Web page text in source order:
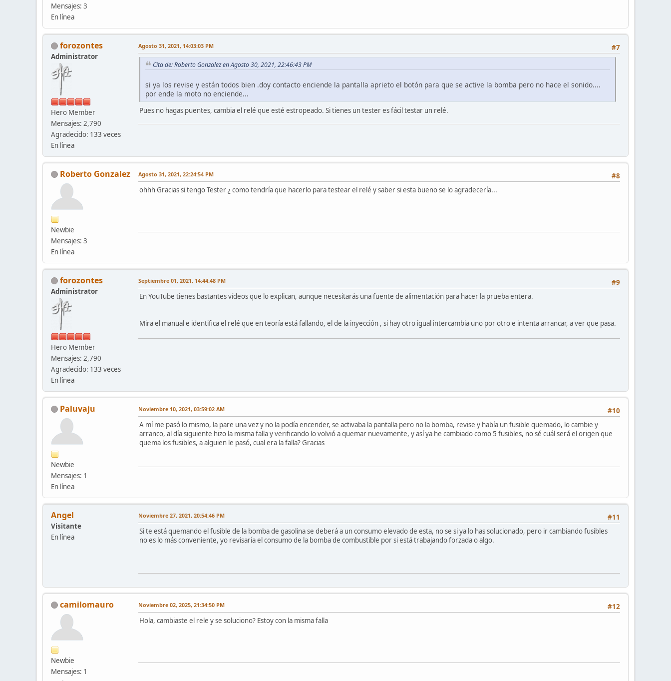
Mensajes: 3
En línea
forozontes
Administrator
Hero Member
Mensajes: 2,790
Agradecido: 133 veces
En línea
#7
Agosto 31, 2021, 14:03:03 PM
Cita de: Roberto Gonzalez en Agosto 30, 2021, 22:46:43 PM
si ya los revise y están todos bien .doy contacto enciende la pantalla aprieto el botón para que se active la bomba pero no hace el sonido....
por ende la moto no enciende...
Pues no hagas puentes, cambia el relé que esté estropeado. Si tienes un tester es fácil testar un relé.
Roberto Gonzalez
Newbie
Mensajes: 3
En línea
#8
Agosto 31, 2021, 22:24:54 PM
ohhh Gracias si tengo Tester ¿ como tendría que hacerlo para testear el relé y saber si esta bueno se lo agradecería...
forozontes
Administrator
Hero Member
Mensajes: 2,790
Agradecido: 133 veces
En línea
#9
Septiembre 01, 2021, 14:44:48 PM
En YouTube tienes bastantes vídeos que lo explican, aunque necesitarás una fuente de alimentación para hacer la prueba entera.
Mira el manual e identifica el relé que en teoría está fallando, el de la inyección , si hay otro igual intercambia uno por otro e intenta arrancar, a ver que pasa.
Paluvaju
Newbie
Mensajes: 1
En línea
#10
Noviembre 10, 2021, 03:59:02 AM
A mí me pasó lo mismo, la pare una vez y no la podía encender, se activaba la pantalla pero no la bomba, revise y había un fusible quemado, lo cambie y
arranco, al día siguiente hizo la misma falla y verificando lo volvió a quemar nuevamente, y así ya he cambiado como 5 fusibles, no sé cuál será el origen que
quema los fusibles, a alguien le pasó, cual era la falla? Gracias
Angel
Visitante
En línea
#11
Noviembre 27, 2021, 20:54:46 PM
Si te está quemando el fusible de la bomba de gasolina se deberá a un consumo elevado de esta, no se si ya lo has solucionado, pero ir cambiando fusibles
no es lo más conveniente, yo revisaría el consumo de la bomba de combustible por si está trabajando forzada o algo.
camilomauro
Newbie
Mensajes: 1
#12
Noviembre 02, 2025, 21:34:50 PM
Hola, cambiaste el rele y se soluciono? Estoy con la misma falla